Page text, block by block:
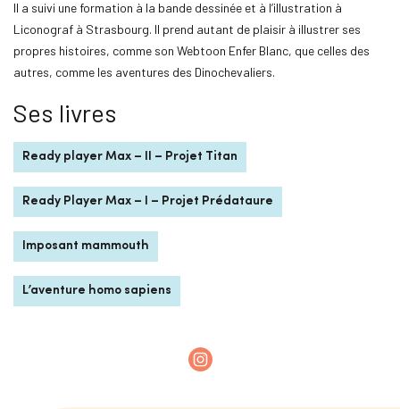
Il a suivi une formation à la bande dessinée et à l’illustration à
Liconograf à Strasbourg. Il prend autant de plaisir à illustrer ses
propres histoires, comme son Webtoon Enfer Blanc, que celles des
autres, comme les aventures des Dinochevaliers.
Ses livres
Ready player Max – II – Projet Titan
Ready Player Max – I – Projet Prédataure
Imposant mammouth
L’aventure homo sapiens